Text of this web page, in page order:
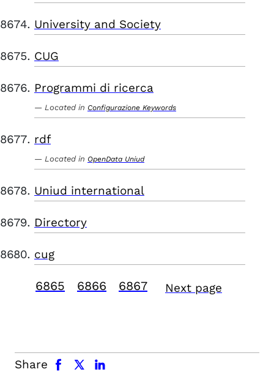
University and Society
CUG
Programmi di ricerca
Located in Configurazione Keywords
rdf
Located in OpenData Uniud
Uniud international
Directory
cug
6865 6866 6867 Next page
Share
facebook x.com linkedin